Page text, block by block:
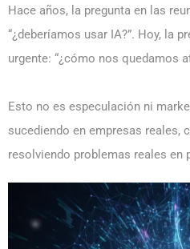
Hace años, la pregunta en las
“¿deberíamos usar IA?”. Hoy, la
urgente: “¿cómo nos quedamos
Esto no es especulación ni
sucediendo en empresas reales,
resolviendo problemas reales en